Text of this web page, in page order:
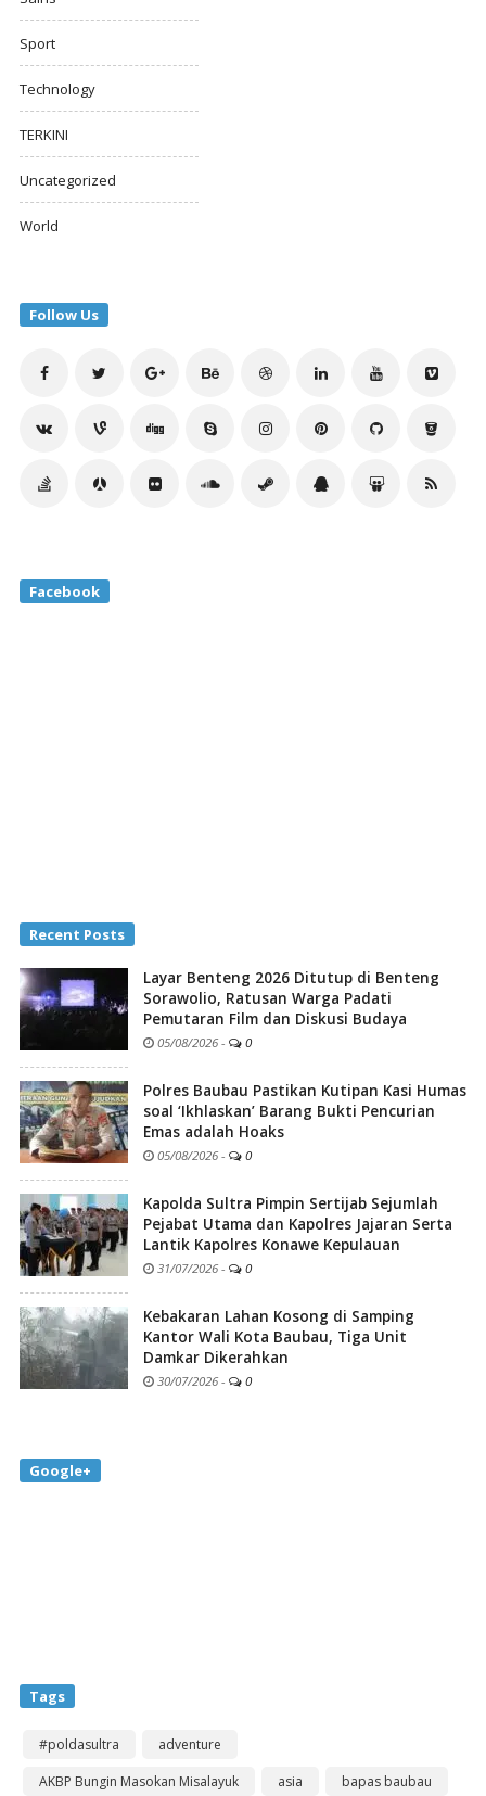
Sport
Technology
TERKINI
Uncategorized
World
Follow Us
Facebook
Recent Posts
Layar Benteng 2026 Ditutup di Benteng
Sorawolio, Ratusan Warga Padati
Pemutaran Film dan Diskusi Budaya
05/08/2026 - 0
Polres Baubau Pastikan Kutipan Kasi Humas
soal ‘Ikhlaskan’ Barang Bukti Pencurian
Emas adalah Hoaks
05/08/2026 - 0
Kapolda Sultra Pimpin Sertijab Sejumlah
Pejabat Utama dan Kapolres Jajaran Serta
Lantik Kapolres Konawe Kepulauan
31/07/2026 - 0
Kebakaran Lahan Kosong di Samping
Kantor Wali Kota Baubau, Tiga Unit
Damkar Dikerahkan
30/07/2026 - 0
Google+
Tags
#poldasultra
adventure
AKBP Bungin Masokan Misalayuk
asia
bapas baubau